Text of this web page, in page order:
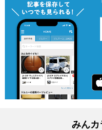
みんカ